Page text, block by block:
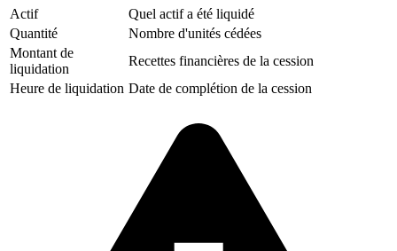
Actif
Quel actif a été liquidé
Quantité
Nombre d'unités cédées
Montant de
liquidation
Recettes financières de la cession
Heure de liquidation Date de complétion de la cession